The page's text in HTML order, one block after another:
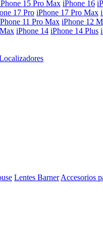
15 Pro Max iPhone 16
17 Pro iPhone 17 Pro Max
11 Pro Max iPhone 12
iPhone 14 iPhone 14 Plus
Lentes Barner Accesorios